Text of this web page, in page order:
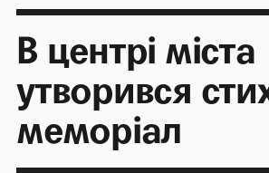
В центрі міста
утворився
меморіал